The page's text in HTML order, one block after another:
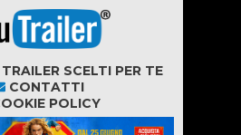
SCELTI PER TE
CONTATTI
POLICY